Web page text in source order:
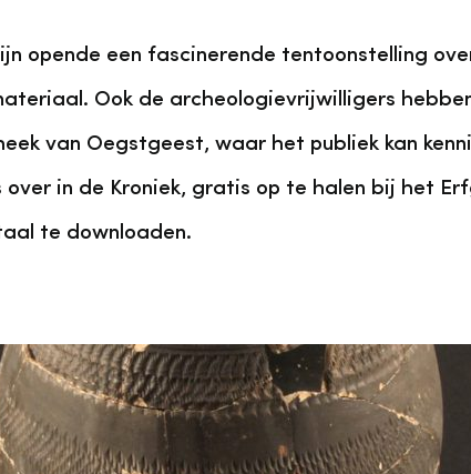
opende een fascinerende tentoonstelling
Ook de archeologievrijwilligers
van Oegstgeest, waar het publiek kan
in de Kroniek, gratis op te halen bij het
te downloaden.